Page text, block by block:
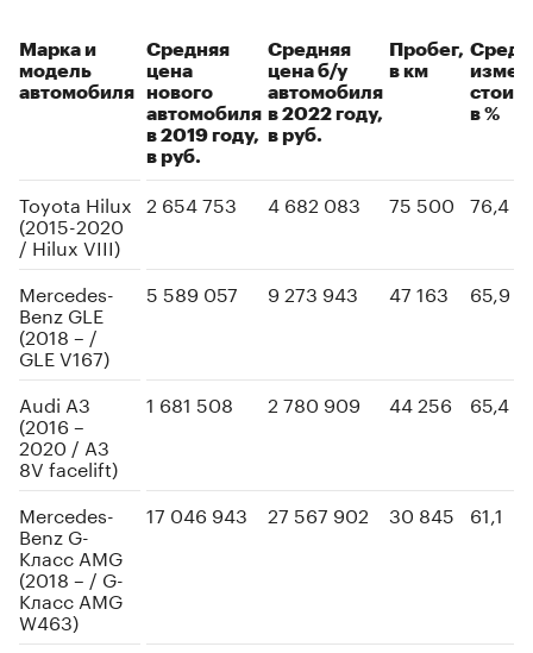
Марка и
модель
автомобиля
Средняя
цена
нового
автомобиля
в 2019 году,
в руб.
Средняя
цена б/у
автомобиля
в 2022 году,
в руб.
Пробег,
в км
в %
Toyota Hilux
(2015-2020
/ Hilux VIII)
2 654 753 4 682 083 75 500 76,4
Mercedes-
Benz GLE
(2018 – /
GLE V167)
5 589 057 9 273 943 47 163 65,9
Audi A3
(2016 –
2020 / A3
8V facelift)
1 681 508 2 780 909 44 256 65,4
Mercedes-
Benz G-
Класс AMG
(2018 – / G-
Класс AMG
W463)
17 046 943 27 567 902 30 845 61,1